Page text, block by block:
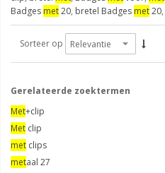
Badges met20, bretel Badges met20,
Sorteer op
Gerelateerde zoektermen
Met+clip
Met clip
met clips
metaal 27